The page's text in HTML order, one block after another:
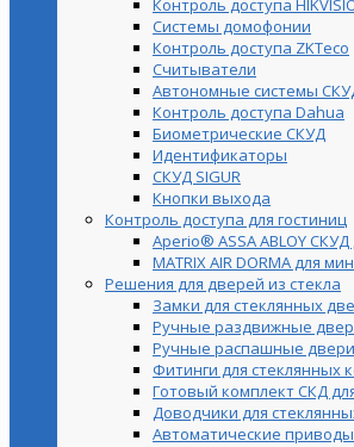
Системы домофонии
Контроль доступа ZKTeco
Считыватели
Автономные системы
Контроль доступа Dahua
Биометрические СКУД
Идентификаторы
СКУД SIGUR
Кнопки выхода
Контроль доступа для гостиниц
Aperio® ASSA ABLOY
MATRIX AIR DORMA для
Решения для дверей из стекла
Замки для стеклянных
Ручные раздвижные
Ручные распашные двери
Фитинги для стеклянных
Готовый комплект СКД
Доводчики для
Автоматические приводы